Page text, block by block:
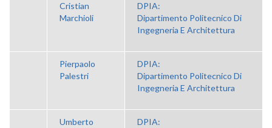
Cristian
Marchioli
DPIA:
Dipartimento Politecnico Di
Ingegneria E Architettura
Pierpaolo
Palestri
DPIA:
Dipartimento Politecnico Di
Ingegneria E Architettura
Umberto
DPIA: